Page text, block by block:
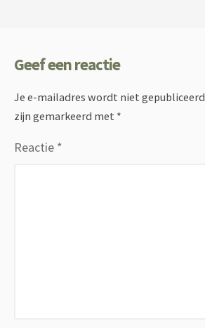
Geef een reactie
Je e-mailadres wordt niet
zijn gemarkeerd met *
Reactie *